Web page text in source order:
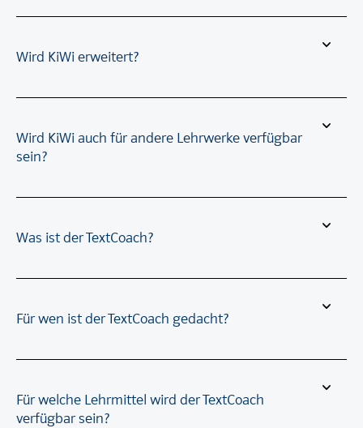
Wird KiWi erweitert?
Wird KiWi auch für andere Lehrwerke verfügbar
sein?
Was ist der TextCoach?
Für wen ist der TextCoach gedacht?
Für welche Lehrmittel wird der TextCoach
verfügbar sein?